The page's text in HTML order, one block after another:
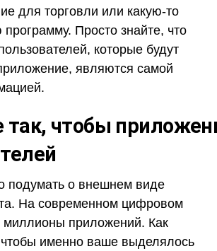
для торговли или какую-то
программу. Просто знайте, что
которые будут
являются самой
так, чтобы
подумать о внешнем виде
На современном цифровом
миллионы приложений. Как
чтобы именно ваше выделялось